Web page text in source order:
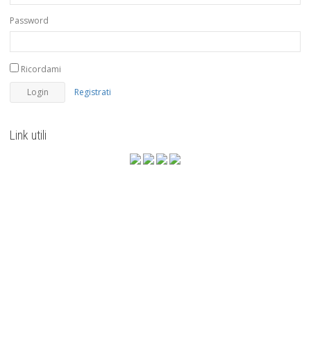
Password
Ricordami
Registrati
Link utili